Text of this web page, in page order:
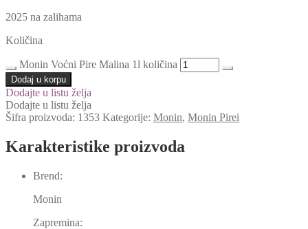
2025 na zalihama
Količina
Monin Voćni Pire Malina 1l količina
Dodaj u korpu
Dodajte u listu želja
Dodajte u listu želja
Šifra proizvoda: 1353 Kategorije: Monin, Monin Pirei
Karakteristike proizvoda
Brend:
Monin
Zapremina: